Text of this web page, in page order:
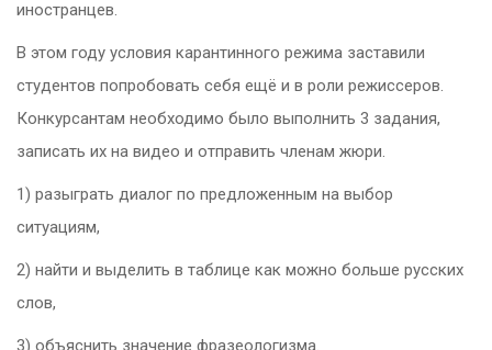
иностранцев.
В этом году условия карантинного режима заставили
студентов попробовать себя ещё и в роли режиссеров.
Конкурсантам необходимо было выполнить 3 задания,
записать их на видео и отправить членам жюри.
1) разыграть диалог по предложенным на выбор
ситуациям,
2) найти и выделить в таблице как можно больше русских
слов,
3) объяснить значение фразеологизма.